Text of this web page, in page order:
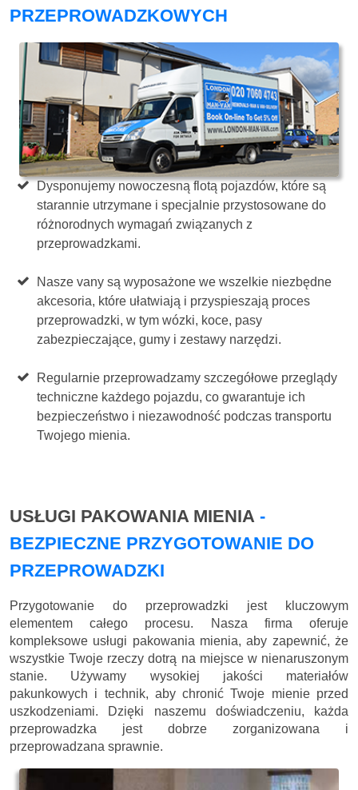
PRZEPROWADZKOWYCH
Dysponujemy nowoczesną flotą pojazdów, które są
starannie utrzymane i specjalnie przystosowane do
różnorodnych wymagań związanych z
przeprowadzkami.
Nasze vany są wyposażone we wszelkie niezbędne
akcesoria, które ułatwiają i przyspieszają proces
przeprowadzki, w tym wózki, koce, pasy
zabezpieczające, gumy i zestawy narzędzi.
Regularnie przeprowadzamy szczegółowe przeglądy
techniczne każdego pojazdu, co gwarantuje ich
bezpieczeństwo i niezawodność podczas transportu
Twojego mienia.
USŁUGI PAKOWANIA MIENIA -
BEZPIECZNE PRZYGOTOWANIE DO
PRZEPROWADZKI
Przygotowanie do przeprowadzki jest kluczowym
elementem całego procesu. Nasza firma oferuje
kompleksowe usługi pakowania mienia, aby zapewnić, że
wszystkie Twoje rzeczy dotrą na miejsce w nienaruszonym
stanie. Używamy wysokiej jakości materiałów
pakunkowych i technik, aby chronić Twoje mienie przed
uszkodzeniami. Dzięki naszemu doświadczeniu, każda
przeprowadzka jest dobrze zorganizowana i
przeprowadzana sprawnie.